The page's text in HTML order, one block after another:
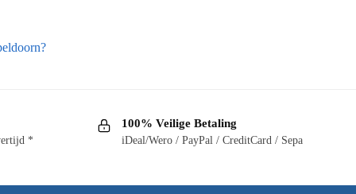
*
100% Veilige Betaling
iDeal/Wero / PayPal / CreditCard / Sepa